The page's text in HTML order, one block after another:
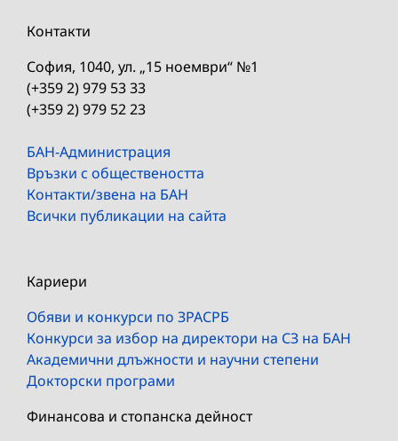
Контакти
София, 1040, ул. „15 ноември“ №1
(+359 2) 979 53 33
(+359 2) 979 52 23
БАН-Администрация
Връзки с обществеността
Контакти/звена на БАН
Всички публикации на сайта
Кариери
Обяви и конкурси по ЗРАСРБ
Конкурси за избор на директори на СЗ на БАН
Академични длъжности и научни степени
Докторски програми
Финансова и стопанска дейност